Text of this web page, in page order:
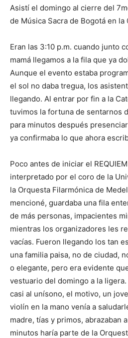
Asistí el domingo al cierre del
de Música Sacra de Bogotá en la
Eran las 3:10 p.m. cuando junto
mamá llegamos a la fila que ya
Aunque el evento estaba
el sol no daba tregua, los
llegando. Al entrar por fin a la
tuvimos la fortuna de sentarnos
para minutos después
ya confirmaba lo que ahora
Poco antes de iniciar el
interpretado por el coro de la
la Orquesta Filarmónica de
mencioné, guardaba una fila
de más personas, impacientes
mientras los organizadores les
vacías. Fueron llegando los tan
una familia paisa, no de ciudad,
o elegante, pero era evidente
vestuario del domingo a la
casi al unísono, el motivo, un
violín en la mano venía a
madre, tías y primos, abrazaban
minutos haría parte de la